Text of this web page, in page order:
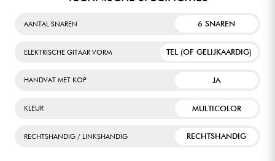
AANTAL SNAREN 6 SNAREN
ELEKTRISCHE GITAAR VORM TEL (OF GELIJKAARDIG)
HANDVAT MET KOP JA
KLEUR MULTICOLOR
RECHTSHANDIG / LINKSHANDIG RECHTSHANDIG